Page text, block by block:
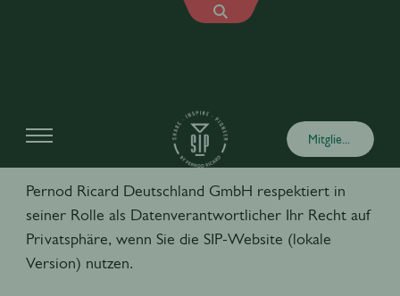
Mitglied werden
Pernod Ricard Deutschland GmbH respektiert in
seiner Rolle als Datenverantwortlicher Ihr Recht auf
Privatsphäre, wenn Sie die SIP-Website (lokale
Version) nutzen.